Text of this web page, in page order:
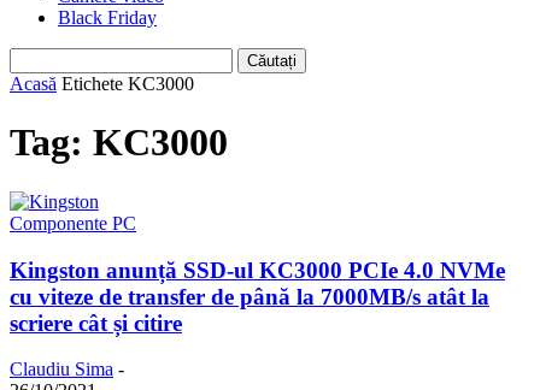
Black Friday
Acasă Etichete KC3000
Tag: KC3000
Componente PC
Kingston anunță SSD-ul KC3000 PCIe 4.0 NVMe
cu viteze de transfer de până la 7000MB/s atât la
scriere cât și citire
Claudiu Sima -